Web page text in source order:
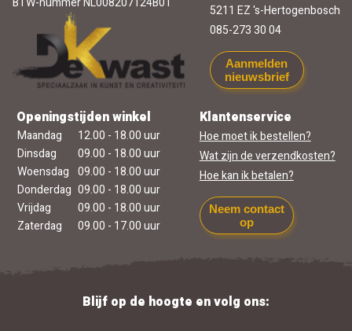
5211 EZ 's-Hertogenbosch
085-273 30 04
Aanmelden
nieuwsbrief
Openingstijden winkel
Maandag
12.00 - 18.00 uur
Dinsdag
09.00 - 18.00 uur
Woensdag 09.00 - 18.00 uur
Donderdag 09.00 - 18.00 uur
Vrijdag
09.00 - 18.00 uur
Zaterdag
09.00 - 17.00 uur
Klantenservice
Hoe moet ik bestellen?
Wat zijn de verzendkosten?
Hoe kan ik betalen?
Neem contact
op
Blijf op de hoogte en volg ons: